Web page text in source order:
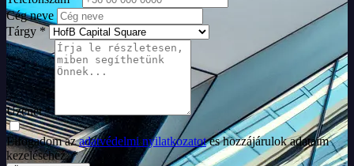
Cég neve
Tárgy *
Üzenet *
Elfogadom azadatvédelmi nyilatkozatotés hozzájárulok adataim
kezeléséhez. *